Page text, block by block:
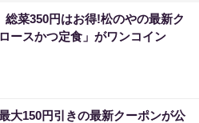
総菜350円はお得!松のやの最新ク
ースかつ定食」がワンコイン
大150円引きの最新クーポンが公